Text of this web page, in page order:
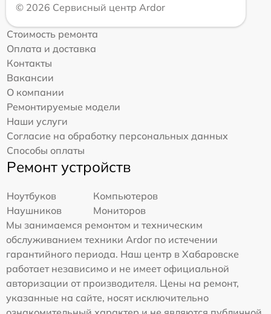
© 2026 Сервисный центр Ardor
Стоимость ремонта
Оплата и доставка
Контакты
Вакансии
О компании
Ремонтируемые модели
Наши услуги
Согласие на обработку персональных данных
Способы оплаты
Ремонт устройств
Ноутбуков
Компьютеров
Наушников
Мониторов
Мы занимаемся ремонтом и техническим
обслуживанием техники Ardor по истечении
гарантийного периода. Наш центр в Хабаровске
работает независимо и не имеет официальной
авторизации от производителя. Цены на ремонт,
указанные на сайте, носят исключительно